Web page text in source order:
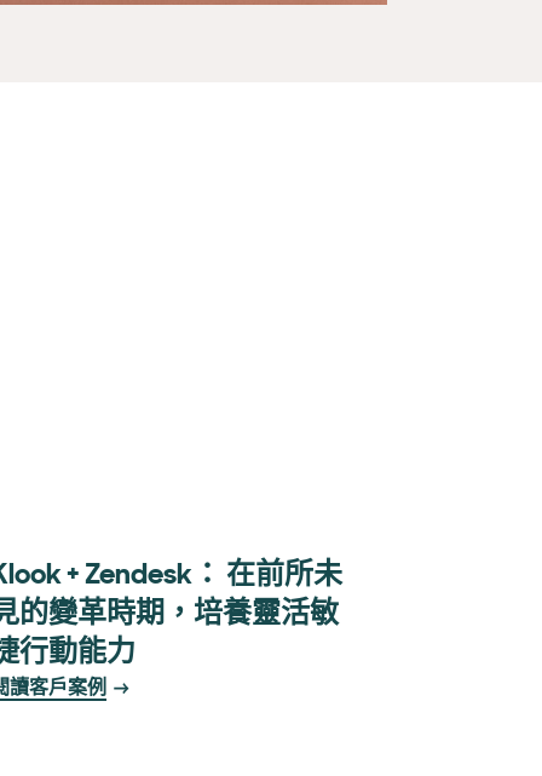
+ Zendesk： 在前所未
的變革時期，培養靈活敏
行動能力
讀客戶案例